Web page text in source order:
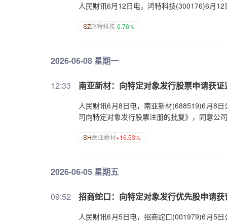
人民财讯6月12日电，鸿特科技(300176)6月
SZ鸿特科技-0.76%
2026-06-08 星期一
12:33 南亚新材：向特定对象发行股票申请获
人民财讯6月8日电，南亚新材(688519)6月8
司向特定对象发行股票注册的批复》，同意公
SH南亚新材+16.53%
2026-06-05 星期五
09:52 招商蛇口：向特定对象发行优先股申请
人民财讯6月5日电，招商蛇口(001979)6月5